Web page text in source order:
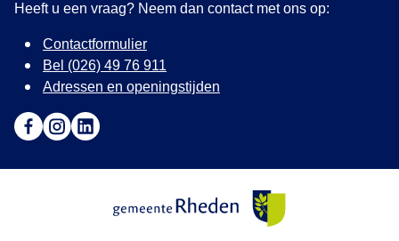
Heeft u een vraag? Neem dan contact met ons op:
Contactformulier
Bel (026) 49 76 911
Adressen en openingstijden